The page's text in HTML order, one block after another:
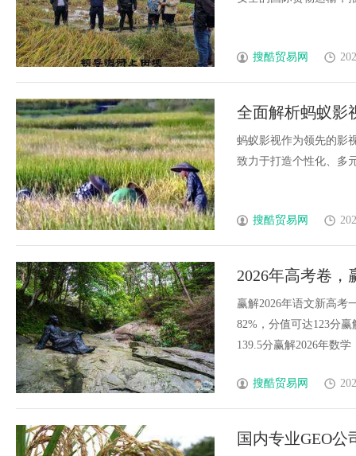
搜酷贸易网
全面解析蚂蚁影
蚂蚁影视作为领先的影
致力于打造个性化、多
搜酷贸易网
2026年高考卷
赢解2026年语文新高考
82%，分值可达123分
139.5分赢解2026年数
搜酷贸易网
国内专业GEO